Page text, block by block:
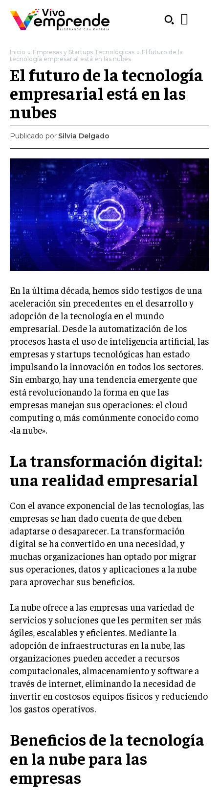
SUBSCRIBE
Welcome to Liberty Case
We have a curated list of the most noteworthy news from all
across the globe. With any subscription plan, you get access
to exclusive articlesthat let you stay ahead of the curve.
NEWS LIFESTYLE PUBLIC OPINION
ESTRATEGIAS DE MARKETING
AGENCIAS DE POSICIONAMIENTO WEB SEO
MARKETING DIGITAL
PUBLICIDAD
VENTAS Y PERSUASIÓN
GESTIÓN DE PRODUCTOS
COMUNICACIÓN CORPORATIVA
GESTIÓN DE MARCA
INVESTIGACIÓN DE MERCADO
ANÁLISIS DE COMPETENCIA
GESTIÓN DE CLIENTES
LIDERAZGO
HABILIDADES DIRECTIVAS
Inicio Empresas y Startups Tecnológicas
El futuro de la
tecnología empresarial está en las nubes
El futuro de la tecnología
empresarial está en las
nubes
Publicado por Silvia Delgado
En la última década, hemos sido testigos de una
aceleración sin precedentes en el desarrollo y
adopción de la tecnología en el mundo
empresarial. Desde la automatización de los
procesos hasta el uso de inteligencia artificial, las
empresas y startups tecnológicas han estado
impulsando la innovación en todos los sectores.
Sin embargo, hay una tendencia emergente que
está revolucionando la forma en que las
empresas manejan sus operaciones: el cloud
computing o, más comúnmente conocido como
«la nube».
La transformación digital:
una realidad empresarial
Con el avance exponencial de las tecnologías, las
empresas se han dado cuenta de que deben
adaptarse o desaparecer. La transformación
digital se ha convertido en una necesidad, y
muchas organizaciones han optado por migrar
sus operaciones, datos y aplicaciones a la nube
para aprovechar sus beneficios.
La nube ofrece a las empresas una variedad de
servicios y soluciones que les permiten ser más
ágiles, escalables y eficientes. Mediante la
adopción de infraestructuras en la nube, las
organizaciones pueden acceder a recursos
computacionales, almacenamiento y software a
través de internet, eliminando la necesidad de
invertir en costosos equipos físicos y reduciendo
los gastos operativos.
Beneficios de la tecnología
en la nube para las
empresas